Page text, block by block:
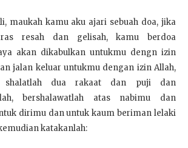
maukah kamu aku ajari sebuah doa, jika
resah dan gelisah, kamu berdoa
akan dikabulkan untukmu dengn izin
jalan keluar untukmu dengan izin Allah,
shalatlah dua rakaat dan puji dan
bershalawatlah atas nabimu dan
dirimu dan untuk kaum beriman lelaki
katakanlah: